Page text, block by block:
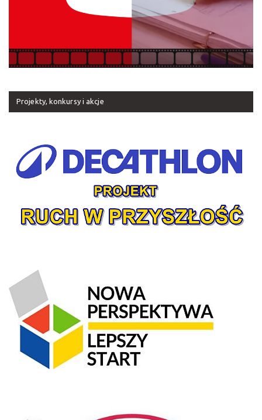
Projekty, konkursy i akcje